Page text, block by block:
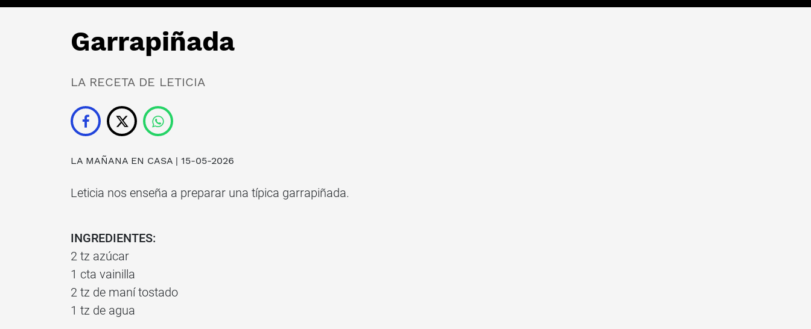
Garrapiñada
LA RECETA DE LETICIA
LA MAÑANA EN CASA | 15-05-2026
Leticia nos enseña a preparar una típica garrapiñada.
INGREDIENTES:
2 tz azúcar
1 cta vainilla
2 tz de maní tostado
1 tz de agua